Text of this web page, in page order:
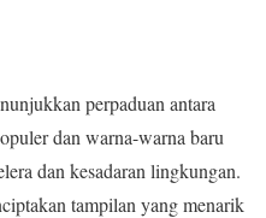
perpaduan antara
dan warna-warna baru
dan kesadaran lingkungan.
tampilan yang menarik